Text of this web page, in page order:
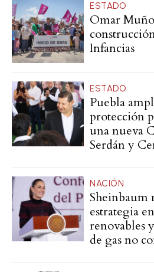
ESTADO
Omar
Infancias
ESTADO
Puebla
protección
una nueva
Serdán y
NACIÓN
Sheinbaum
estrategia
renovables
de gas no